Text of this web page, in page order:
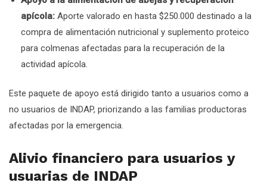
apícola: Aporte valorado en hasta $250.000 destinado a la
compra de alimentación nutricional y suplemento proteico
para colmenas afectadas para la recuperación de la
actividad apícola.
Este paquete de apoyo está dirigido tanto a usuarios como a
no usuarios de INDAP, priorizando a las familias productoras
afectadas por la emergencia.
Alivio financiero para usuarios y
usuarias de INDAP